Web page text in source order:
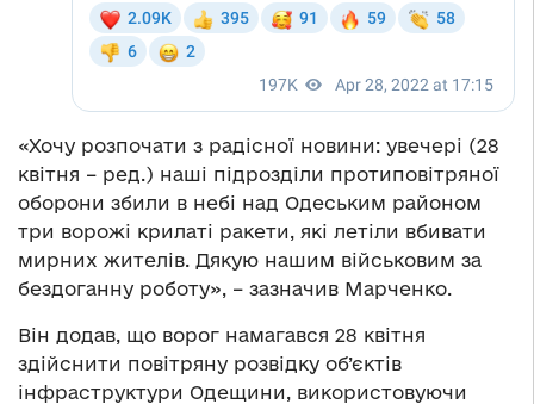
«Хочу розпочати з радісної новини: увечері (28
квітня – ред.) наші підрозділи протиповітряної
оборони збили в небі над Одеським районом
три ворожі крилаті ракети, які летіли вбивати
мирних жителів. Дякую нашим військовим за
бездоганну роботу», – зазначив Марченко.
Він додав, що ворог намагався 28 квітня
здійснити повітряну розвідку об’єктів
інфраструктури Одещини, використовуючи